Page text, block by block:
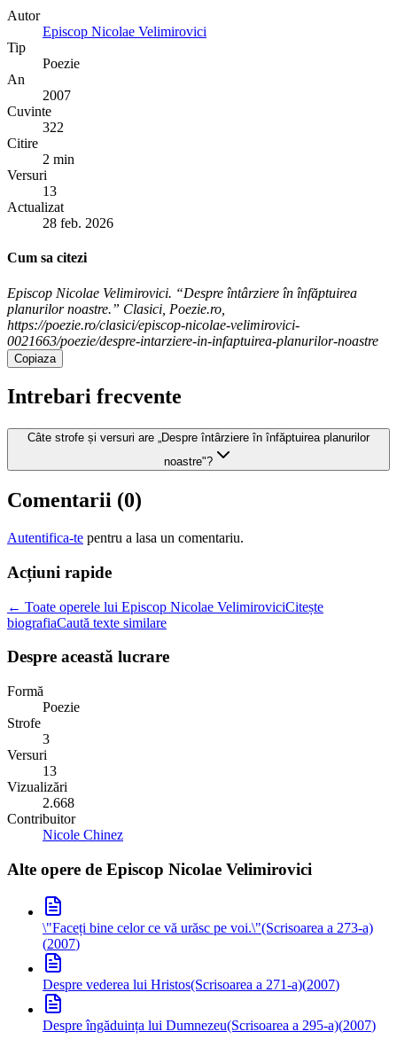
Autor
Episcop Nicolae Velimirovici
Tip
Poezie
An
2007
Cuvinte
322
Citire
2 min
Versuri
13
Actualizat
28 feb. 2026
Cum sa citezi
Episcop Nicolae Velimirovici. “Despre întârziere în înfăptuirea
planurilor noastre.” Clasici, Poezie.ro,
https://poezie.ro/clasici/episcop-nicolae-velimirovici-
0021663/poezie/despre-intarziere-in-infaptuirea-planurilor-noastre
Copiaza
Intrebari frecvente
Câte strofe și versuri are „Despre întârziere în înfăptuirea planurilor
noastre"?
Comentarii (0)
Autentifica-te pentru a lasa un comentariu.
Acțiuni rapide
← Toate operele lui Episcop Nicolae VelimiroviciCitește
biografiaCaută texte similare
Despre această lucrare
Formă
Poezie
Strofe
3
Versuri
13
Vizualizări
2.668
Contribuitor
Nicole Chinez
Alte opere de Episcop Nicolae Velimirovici
\"Faceți bine celor ce vă urăsc pe voi.\"(Scrisoarea a 273-a)
(2007)
Despre vederea lui Hristos(Scrisoarea a 271-a)(2007)
Despre îngăduința lui Dumnezeu(Scrisoarea a 295-a)(2007)